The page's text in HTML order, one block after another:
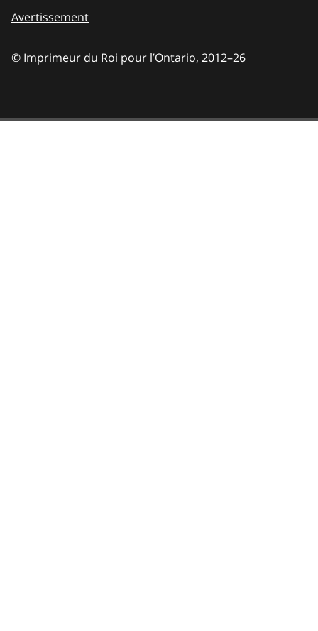
Avertissement
© Imprimeur du Roi pour l’Ontario, 2012–26